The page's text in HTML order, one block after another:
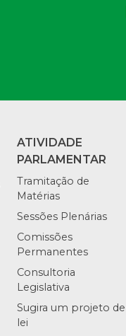
ATIVIDADE
PARLAMENTAR
Tramitação de
Matérias
Sessões Plenárias
Comissões
Permanentes
Consultoria
Legislativa
Sugira um projeto de
lei